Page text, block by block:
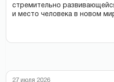
стремительно
и место человека в новом
27 июля 2026